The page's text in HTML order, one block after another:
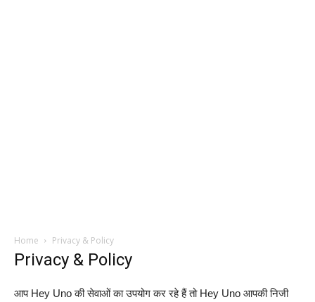
Home Privacy & Policy
Privacy & Policy
आप Hey Uno की सेवाओं का उपयोग कर रहे हैं तो Hey Uno आपकी निजी